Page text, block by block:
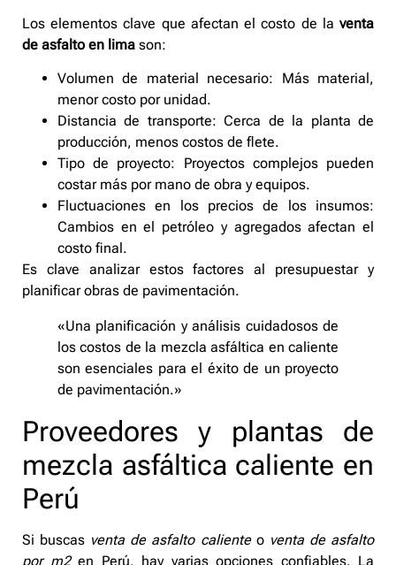
Los elementos clave que afectan el costo de la venta
de asfalto en lima son:
Volumen de material necesario: Más material,
menor costo por unidad.
Distancia de transporte: Cerca de la planta de
producción, menos costos de flete.
Tipo de proyecto: Proyectos complejos pueden
costar más por mano de obra y equipos.
Fluctuaciones en los precios de los insumos:
Cambios en el petróleo y agregados afectan el
costo final.
Es clave analizar estos factores al presupuestar y
planificar obras de pavimentación.
«Una planificación y análisis cuidadosos de
los costos de la mezcla asfáltica en caliente
son esenciales para el éxito de un proyecto
de pavimentación.»
Proveedores y plantas de
mezcla asfáltica caliente en
Perú
Si buscas venta de asfalto calienteo venta de asfalto
por m2en Perú, hay varias opciones confiables. La